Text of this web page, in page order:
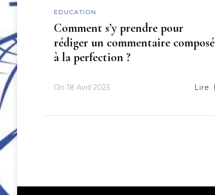
EDUCATION
Comment s’y prendre pour
rédiger un commentaire composé
à la perfection ?
On 18 Avril 2023 Lire